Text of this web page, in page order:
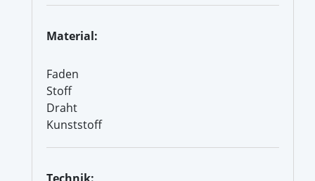
Material:
Faden
Stoff
Draht
Kunststoff